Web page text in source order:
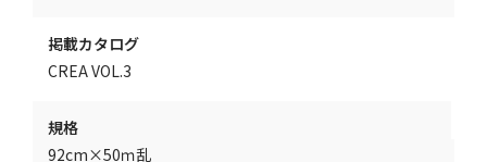
掲載カタログ
CREA VOL.3
規格
92cm×50ｍ乱